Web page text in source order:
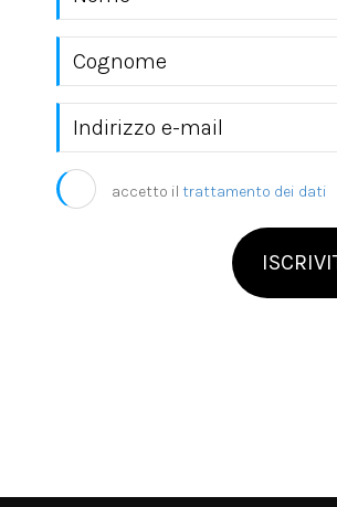
accetto il trattamento dei dati